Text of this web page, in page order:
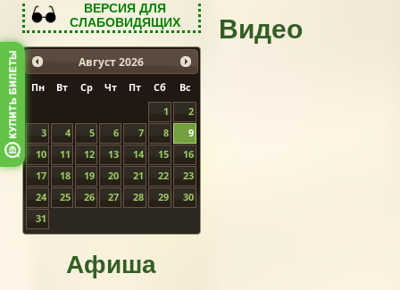
ВЕРСИЯ ДЛЯ
СЛАБОВИДЯЩИХ
Август 2026
Пн Вт Ср Чт Пт Сб
Вс
1
2
3
4 5 6 7 8
9
10
11 12 13 14 15
16
17
18 19 20 21 22
23
24
25 26 27 28 29
30
31
Афиша
Видео